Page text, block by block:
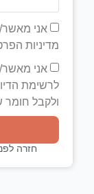
אני
מדיניות
אני
לרשימת
ולקבל חומר
חזרה